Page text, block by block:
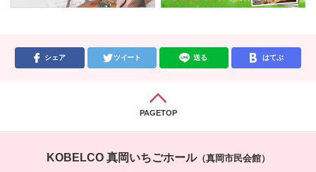
シェア ツイート 送る はてぶ
PAGETOP
KOBELCO 真岡いちごホール（真岡市民会館）